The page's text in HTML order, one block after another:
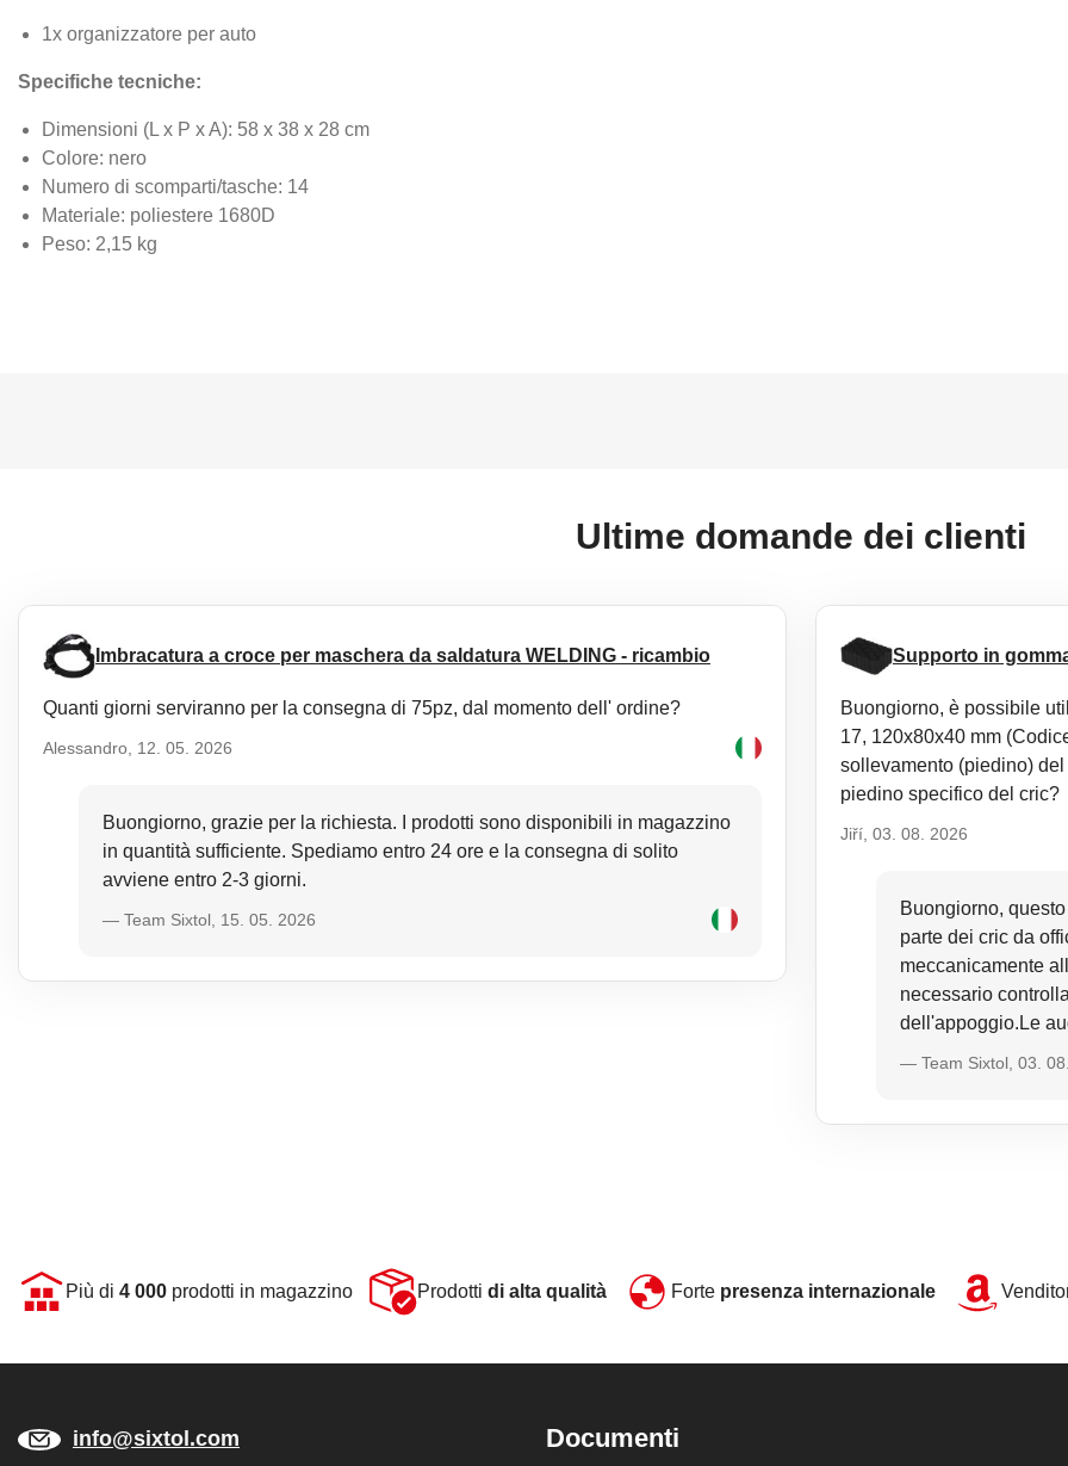
1x organizzatore per auto
Specifiche tecniche:
Dimensioni (L x P x A): 58 x 38 x 28 cm
Colore: nero
Numero di scomparti/tasche: 14
Materiale: poliestere 1680D
Peso: 2,15 kg
Ultime domande dei clienti
Imbracatura a croce per maschera da saldatura WELDING - ricambio
Quanti giorni serviranno per la consegna di 75pz, dal momento dell' ordine?
Alessandro, 12. 05. 2026
Buongiorno, grazie per la richiesta. I prodotti sono disponibili in magazzino
in quantità sufficiente. Spediamo entro 24 ore e la consegna di solito
avviene entro 2-3 giorni.
— Team Sixtol, 15. 05. 2026
Supporto in
Buongiorno, è possibile
17, 120x80x40 mm
sollevamento (piedino)
piedino specifico del cric?
Jiří, 03. 08. 2026
Buongiorno,
parte dei cric da
meccanicamente
necessario
dell'appoggio.Le
— Team Sixtol, 03.
Più di 4 000 prodotti in magazzino Prodottidi alta qualità Forte presenza internazionale
info@sixtol.com Documenti